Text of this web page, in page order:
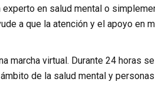
en salud mental o
a que la atención y el apoyo en
marcha virtual. Durante 24 horas
de la salud mental y